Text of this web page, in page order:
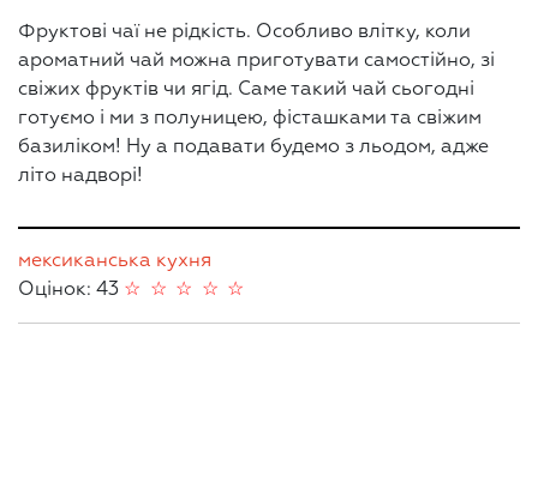
Фруктові чаї не рідкість. Особливо влітку, коли
ароматний чай можна приготувати самостійно, зі
свіжих фруктів чи ягід. Саме такий чай сьогодні
готуємо і ми з полуницею, фісташками та свіжим
базиліком! Ну а подавати будемо з льодом, адже
літо надворі!
мексиканська кухня
Оцінок: 43
☆
☆
☆
☆
☆